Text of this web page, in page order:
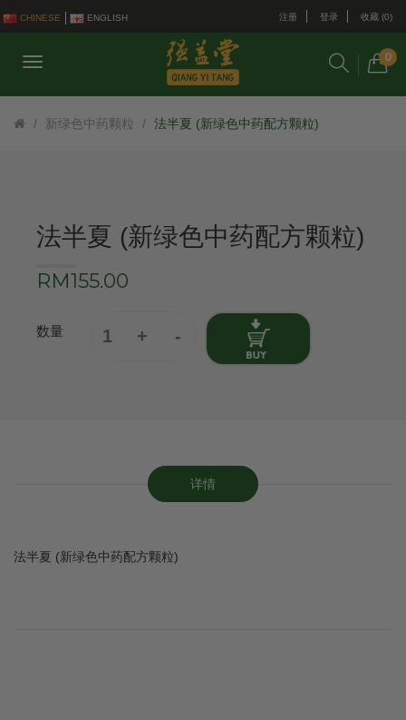
CHINESE ENGLISH 注册 登录 收藏 (0)
0
新绿色中药颗粒 法半夏 (新绿色中药配方颗粒)
法半夏 (新绿色中药配方颗粒)
RM155.00
数量
详情
法半夏 (新绿色中药配方颗粒)